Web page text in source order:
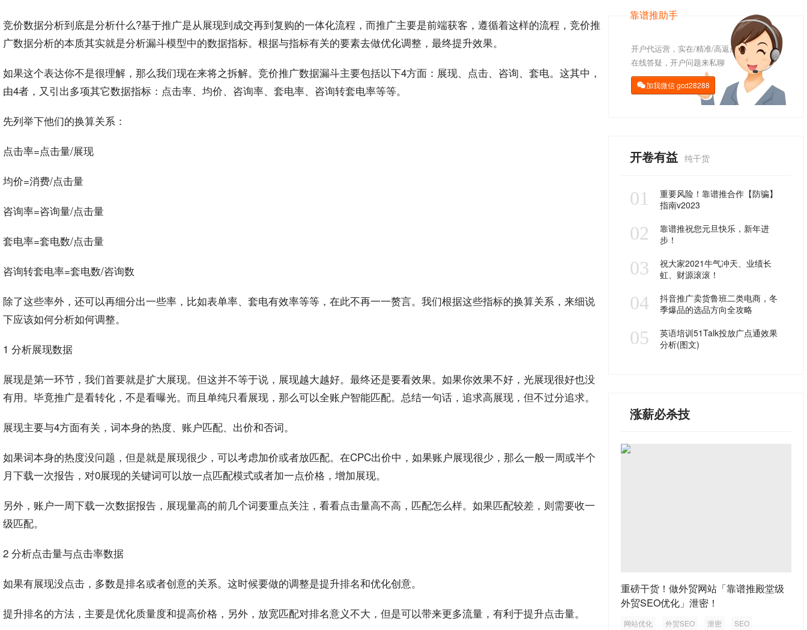
竞价数据分析到底是分析什么?基于推广是从展现到成交再到复购的一体化流程 ，而推广主要是前端获客 ，遵循着这样的流程， 竞价推
广数据分析的本质其实就是分析漏斗模型中的数据指标。根据与指标有关的要素去做优化调整，最终提升效果。
如果这个表达你不是很理解，那么我们现在来将之拆解。 竞价推广数据漏斗主要包括以下4方面：展现、点击、咨询、套电。这其中，
由4者，又引出多项其它数据指标：点击率、均价、咨询率、套电率、咨询转套电率等等。
先列举下他们的换算关系：
点击率=点击量/展现
均价=消费/点击量
咨询率=咨询量/点击量
套电率=套电数/点击量
咨询转套电率=套电数/咨询数
除了这些率外，还可以再细分出一些率，比如表单率、套电有效率等等，在此不再一一赘言。我们根据这些指标的换算关系，来细说
下应该如何分析如何调整。
1 分析展现数据
展现是第一环节，我们首要就是扩大展现。但这并不等于说，展现越大越好。最终还是要看效果。如果你效果不好，光展现很好也没
有用。毕竟推广是看转化，不是看曝光。而且单纯只看展现，那么可以全账户智能匹配。 总结一句话，追求高展现，但不过分追求。
展现主要与4方面有关，词本身的热度、账户匹配、 出价和否词。
如果词本身的热度没问题，但是就是展现很少，可以考虑加价或者放匹配。在CPC出价中，如果账户展现很少，那么一般一周或半个
月下载一次报告，对0展现的关键词可以放一点匹配模式或者加一点价格，增加展现。
另外，账户一周下载一次数据报告，展现量高的前几个词要重点关注，看看点击量高不高，匹配怎么样。如果匹配较差，则需要收一
级匹配。
2 分析点击量与点击率数据
如果有展现没点击，多数是排名或者创意的关系。这时候要做的调整是提升排名和优化创意。
提升排名的方法，主要是优化质量度和提高价格，另外，放宽匹配对排名意义不大，但是可以带来更多流量，有利于提升点击量。
靠谱推助手
开户代运营，实在/精准/高返点
在线答疑，开户问题来私聊
加我微信gcd28288
开卷有益 纯干货
01
重要风险！靠谱推合作【防骗】
指南v2023
02
靠谱推祝您元旦快乐，新年进
步！
03
祝大家2021牛气冲天、业绩长
虹、财源滚滚！
04
抖音推广卖货鲁班二类电商，冬
季爆品的选品方向全攻略
05
英语培训51Talk投放广点通效果
分析(图文)
涨薪必杀技
重磅干货！做外贸网站「靠谱推殿堂级
外贸SEO优化」泄密！
网站优化 外贸SEO 泄密
SEO